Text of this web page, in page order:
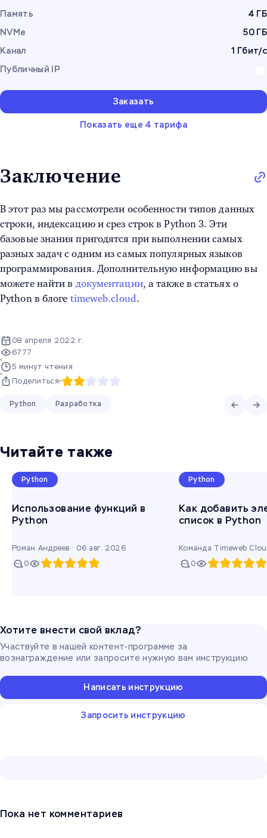
Память
4 ГБ
NVMe
50 ГБ
Канал
1 Гбит/с
Публичный IP
Заказать
Показать еще 4 тарифа
Заключение
В этот раз мы рассмотрели особенности типов данных
строки, индексацию исрез строк в Python 3.Эти
базовые знания пригодятся при выполнении самых
разных задач с одним из самых популярных языков
программирования. Дополнительную информацию вы
можете найти вдокументации, а также в статьях о
Python в блоге timeweb.cloud.
08 апреля 2022 г.
6777
5 минут чтения
Поделиться
Python Разработка
Читайте также
Python
Использование функций в
Python
Роман Андреев · 06 авг. 2026
0
Python
Как добавить
список в Python
Команда Timeweb
0
Хотите внести свой вклад?
Участвуйте в нашей контент-программе за
вознаграждение или запросите нужную вам инструкцию
Написать инструкцию
Запросить инструкцию
Пока нет комментариев